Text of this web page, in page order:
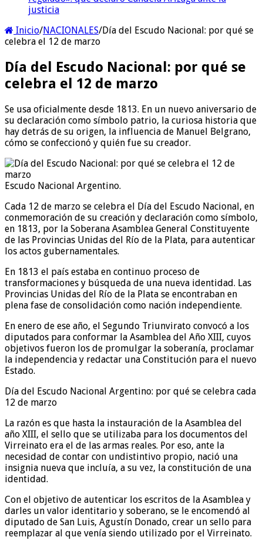
justicia
Inicio/NACIONALES/Día del Escudo Nacional: por qué se
celebra el 12 de marzo
Día del Escudo Nacional: por qué se
celebra el 12 de marzo
Se usa oficialmente desde 1813. En un nuevo aniversario de
su declaración como símbolo patrio, la curiosa historia que
hay detrás de su origen, la influencia de Manuel Belgrano,
cómo se confeccionó y quién fue su creador.
Escudo Nacional Argentino.
Cada 12 de marzo se celebra el Día del Escudo Nacional, en
conmemoración de su creación y declaración como símbolo,
en 1813, por la Soberana Asamblea General Constituyente
de las Provincias Unidas del Río de la Plata, para autenticar
los actos gubernamentales.
En 1813 el país estaba en continuo proceso de
transformaciones y búsqueda de una nueva identidad. Las
Provincias Unidas del Río de la Plata se encontraban en
plena fase de consolidación como nación independiente.
En enero de ese año, el Segundo Triunvirato convocó a los
diputados para conformar la Asamblea del Año XIII, cuyos
objetivos fueron los de promulgar la soberanía, proclamar
la independencia y redactar una Constitución para el nuevo
Estado.
Día del Escudo Nacional Argentino: por qué se celebra cada
12 de marzo
La razón es que hasta la instauración de la Asamblea del
año XIII, el sello que se utilizaba para los documentos del
Virreinato era el de las armas reales. Por eso, ante la
necesidad de contar con undistintivo propio, nació una
insignia nueva que incluía, a su vez, la constitución de una
identidad.
Con el objetivo de autenticar los escritos de la Asamblea y
darles un valor identitario y soberano, se le encomendó al
diputado de San Luis, Agustín Donado, crear un sello para
reemplazar al que venía siendo utilizado por el Virreinato.